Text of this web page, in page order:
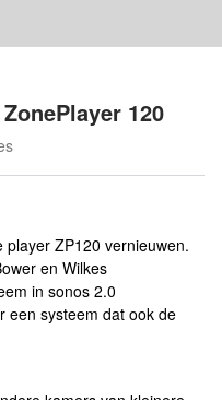
120
ZP120 vernieuwen.
en Wilkes
in sonos 2.0
een systeem dat ook de